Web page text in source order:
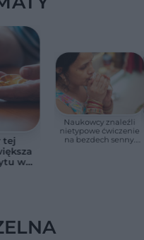
tej
w
Naukowcy znaleźli
nietypowe ćwiczenie
na bezdech senny.